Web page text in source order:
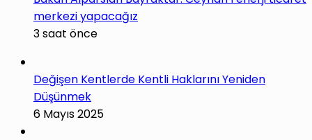
merkezi yapacağız
3 saat önce
Değişen Kentlerde Kentli Haklarını Yeniden
Düşünmek
6 Mayıs 2025